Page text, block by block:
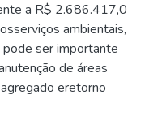
a R$ 2.686.417,0
ambientais,
ser importante
de áreas
eretorno